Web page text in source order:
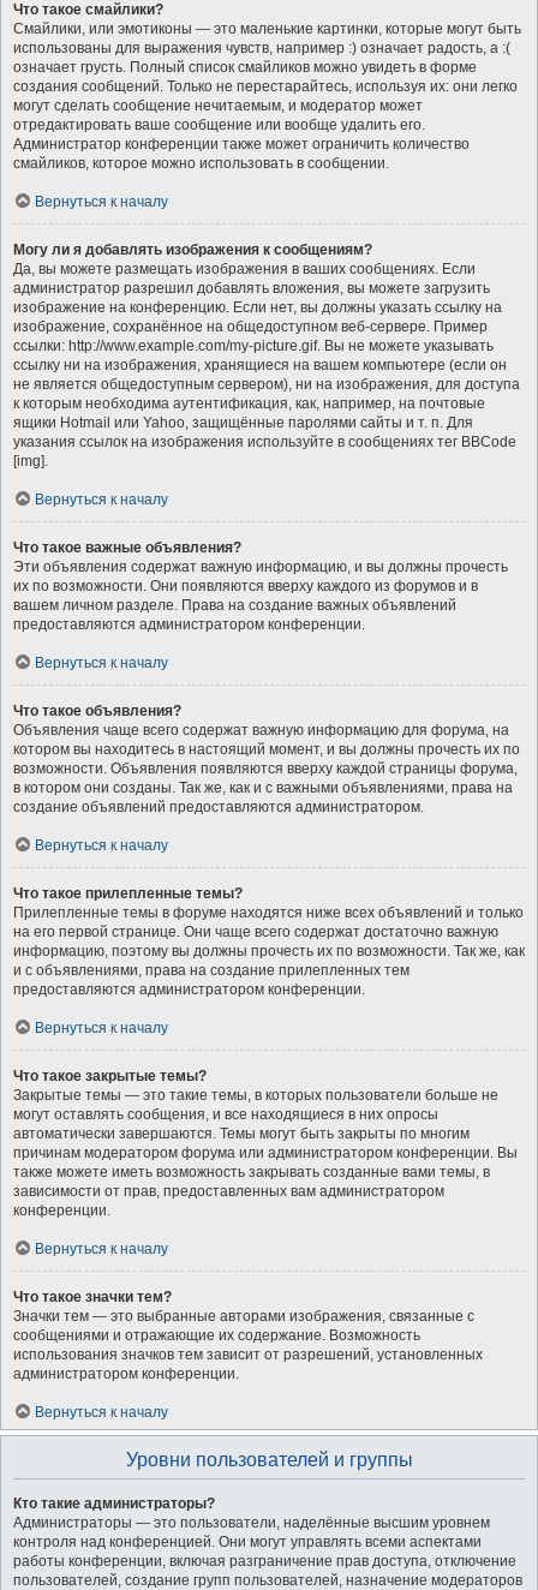
Что такое смайлики?
Смайлики, или эмотиконы — это маленькие картинки, которые могут быть
использованы для выражения чувств, например :) означает радость, а :(
означает грусть. Полный список смайликов можно увидеть в форме
создания сообщений. Только не перестарайтесь, используя их: они легко
могут сделать сообщение нечитаемым, и модератор может
отредактировать ваше сообщение или вообще удалить его.
Администратор конференции также может ограничить количество
смайликов, которое можно использовать в сообщении.
Вернуться к началу
Могу ли я добавлять изображения к сообщениям?
Да, вы можете размещать изображения в ваших сообщениях. Если
администратор разрешил добавлять вложения, вы можете загрузить
изображение на конференцию. Если нет, вы должны указать ссылку на
изображение, сохранённое на общедоступном веб-сервере. Пример
ссылки: http://www.example.com/my-picture.gif. Вы не можете указывать
ссылку ни на изображения, хранящиеся на вашем компьютере (если он
не является общедоступным сервером), ни на изображения, для доступа
к которым необходима аутентификация, как, например, на почтовые
ящики Hotmail или Yahoo, защищённые паролями сайты и т. п. Для
указания ссылок на изображения используйте в сообщениях тег BBCode
[img].
Вернуться к началу
Что такое важные объявления?
Эти объявления содержат важную информацию, и вы должны прочесть
их по возможности. Они появляются вверху каждого из форумов и в
вашем личном разделе. Права на создание важных объявлений
предоставляются администратором конференции.
Вернуться к началу
Что такое объявления?
Объявления чаще всего содержат важную информацию для форума, на
котором вы находитесь в настоящий момент, и вы должны прочесть их по
возможности. Объявления появляются вверху каждой страницы форума,
в котором они созданы. Так же, как и с важными объявлениями, права на
создание объявлений предоставляются администратором.
Вернуться к началу
Что такое прилепленные темы?
Прилепленные темы в форуме находятся ниже всех объявлений и только
на его первой странице. Они чаще всего содержат достаточно важную
информацию, поэтому вы должны прочесть их по возможности. Так же, как
и с объявлениями, права на создание прилепленных тем
предоставляются администратором конференции.
Вернуться к началу
Что такое закрытые темы?
Закрытые темы — это такие темы, в которых пользователи больше не
могут оставлять сообщения, и все находящиеся в них опросы
автоматически завершаются. Темы могут быть закрыты по многим
причинам модератором форума или администратором конференции. Вы
также можете иметь возможность закрывать созданные вами темы, в
зависимости от прав, предоставленных вам администратором
конференции.
Вернуться к началу
Что такое значки тем?
Значки тем — это выбранные авторами изображения, связанные с
сообщениями и отражающие их содержание. Возможность
использования значков тем зависит от разрешений, установленных
администратором конференции.
Вернуться к началу
Уровни пользователей и группы
Кто такие администраторы?
Администраторы — это пользователи, наделённые высшим уровнем
контроля над конференцией. Они могут управлять всеми аспектами
работы конференции, включая разграничение прав доступа, отключение
пользователей, создание групп пользователей, назначение модераторов